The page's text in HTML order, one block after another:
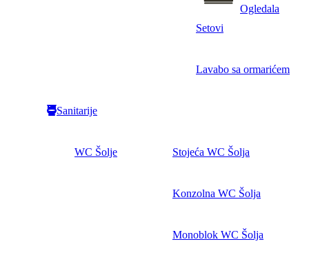
Ogledala
Setovi
Lavabo sa ormarićem
Sanitarije
WC Šolje Stojeća WC Šolja
Konzolna WC Šolja
Monoblok WC Šolja